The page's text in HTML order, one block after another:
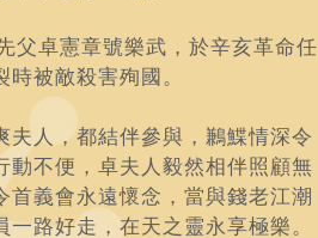
父卓憲章號樂武，於辛亥革命任
被敵殺害殉國。
人，都結伴參與，鶼鰈情深令
動不便，卓夫人毅然相伴照顧無
義會永遠懷念，當與錢老江潮
路好走，在天之靈永享極樂。